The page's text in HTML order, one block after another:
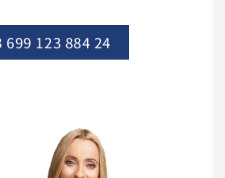
699 123 884 24